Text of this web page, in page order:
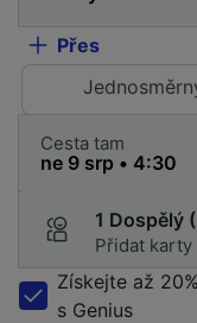
Přes
Cesta tam
1 Dospělý
Přidat karty
Získejte až
s Genius